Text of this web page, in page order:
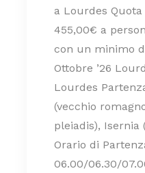
a Lourdes
455,00€ a
con un minimo
Ottobre ’26
Lourdes
(vecchio
pleiadis), Isernia
Orario di
06.00/06.30/